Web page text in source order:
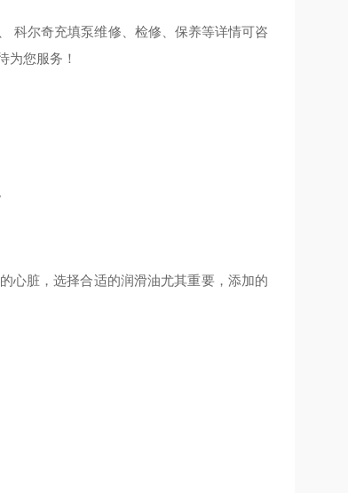
科尔奇充填泵维修、检修、保养等详情可咨
为您服务！
心脏，选择合适的润滑油尤其重要，添加的